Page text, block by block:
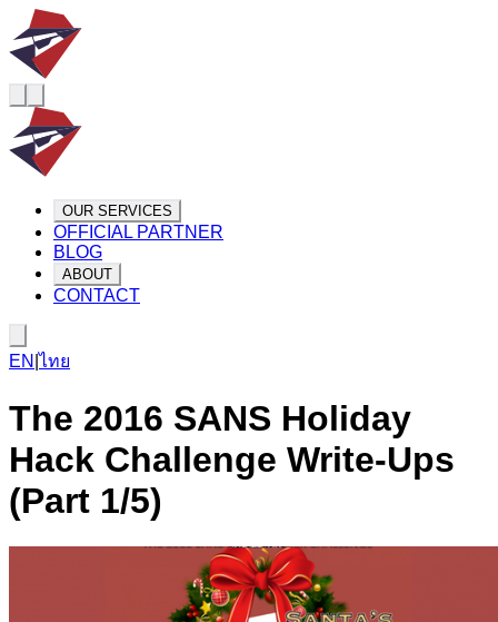
OUR SERVICES
OFFICIAL PARTNER
BLOG
ABOUT
CONTACT
EN |ไทย
The 2016 SANS Holiday
Hack Challenge Write-Ups
(Part 1/5)